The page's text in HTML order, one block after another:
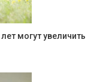
могут увеличить